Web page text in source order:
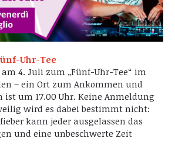
Uhr-Tee
4. Juli zum „Fünf-Uhr-Tee“ im
– ein Ort zum Ankommen und
ist um 17.00 Uhr. Keine Anmeldung
wird es dabei bestimmt nicht:
kann jeder ausgelassen das
und eine unbeschwerte Zeit